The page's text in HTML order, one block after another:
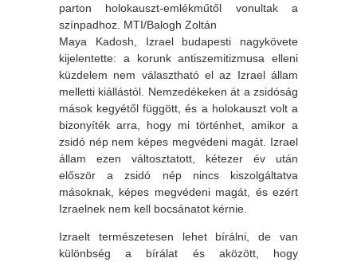
parton holokauszt-emlékműtől vonultak a
színpadhoz. MTI/Balogh Zoltán
Maya Kadosh, Izrael budapesti nagykövete
kijelentette: a korunk antiszemitizmusa elleni
küzdelem nem választható el az Izrael állam
melletti kiállástól. Nemzedékeken át a zsidóság
mások kegyétől függött, és a holokauszt volt a
bizonyíték arra, hogy mi történhet, amikor a
zsidó nép nem képes megvédeni magát. Izrael
állam ezen váltosztatott, kétezer év után
először a zsidó nép nincs kiszolgáltatva
másoknak, képes megvédeni magát, és ezért
Izraelnek nem kell bocsánatot kérnie.
Izraelt természetesen lehet bírálni, de van
különbség a bírálat és aközött, hogy